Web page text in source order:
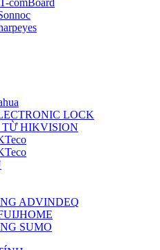
LOCK
HIKVISION
ADVINDEQ
SUMO